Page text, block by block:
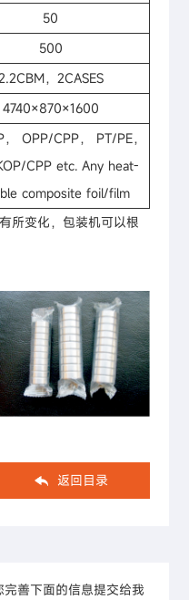
50
500
，2CASES
4740×870×1600
OPP/CPP， PT/PE，
CPP etc. Any heat-
composite foil/film
所变化，包装机可以根
返回目录
善下面的信息提交给我